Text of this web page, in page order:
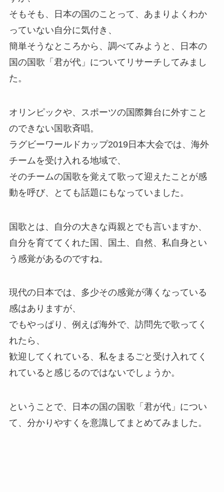
そもそも、日本の国のことって、あまりよくわか
っていない自分に気付き、
簡単そうなところから、調べてみようと、日本の
国の国歌「君が代」についてリサーチしてみまし
た。
オリンピックや、スポーツの国際舞台に外すこと
のできない国歌斉唱。
ラグビーワールドカップ2019日本大会では、海外
チームを受け入れる地域で、
そのチームの国歌を覚えて歌って迎えたことが感
動を呼び、とても話題にもなっていました。
国歌とは、自分の大きな両親とでも言いますか、
自分を育ててくれた国、国土、自然、私自身とい
う感覚があるのですね。
現代の日本では、多少その感覚が薄くなっている
感はありますが、
でもやっぱり、例えば海外で、訪問先で歌ってく
れたら、
歓迎してくれている、私をまるごと受け入れてく
れていると感じるのではないでしょうか。
ということで、日本の国の国歌「君が代」につい
て、分かりやすくを意識してまとめてみました。